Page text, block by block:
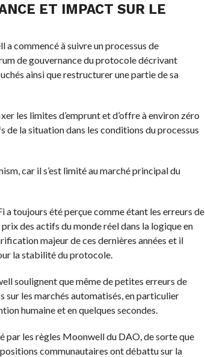
ET IMPACT SUR LE
a commencé à suivre un processus de
de gouvernance du protocole décrivant
ainsi que restructurer une partie de sa
les limites d’emprunt et d’offre à environ zéro
de la situation dans les conditions du processus
car il s’est limité au marché principal du
a toujours été perçue comme étant les erreurs de
des actifs du monde réel dans la logique en
majeur de ces dernières années et il
la stabilité du protocole.
soulignent que même de petites erreurs de
les marchés automatisés, en particulier
humaine et en quelques secondes.
par les règles Moonwell du DAO, de sorte que
communautaires ont débattu sur la